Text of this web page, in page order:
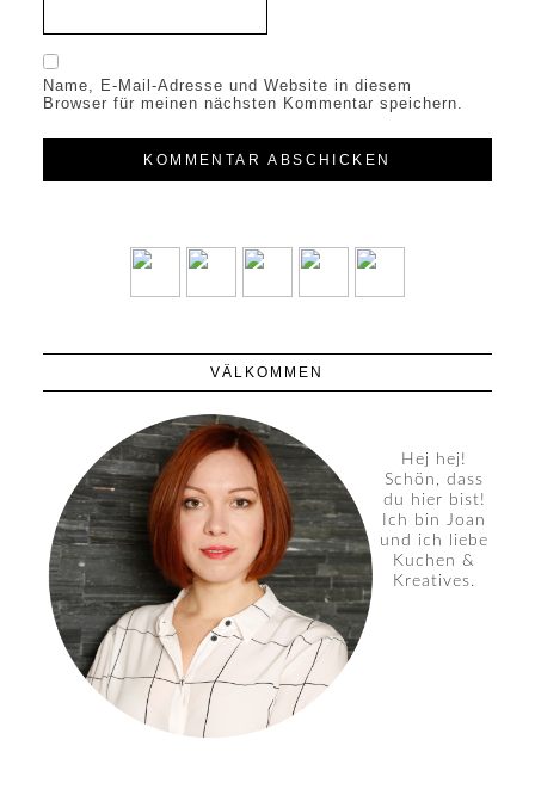
Name, E-Mail-Adresse und Website in diesem
Browser für meinen nächsten Kommentar speichern.
VÄLKOMMEN
Hej hej!
Schön, dass
du hier bist!
Ich bin Joan
und ich liebe
Kuchen &
Kreatives.